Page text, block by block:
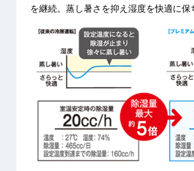
を継続。蒸し暑さを抑え湿度を快適に保